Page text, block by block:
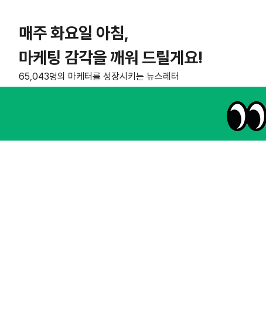
매주 화요일 아침,
마케팅 감각을 깨워 드릴게요!
65,043명의 마케터를 성장시키는 뉴스레터
NHN AD